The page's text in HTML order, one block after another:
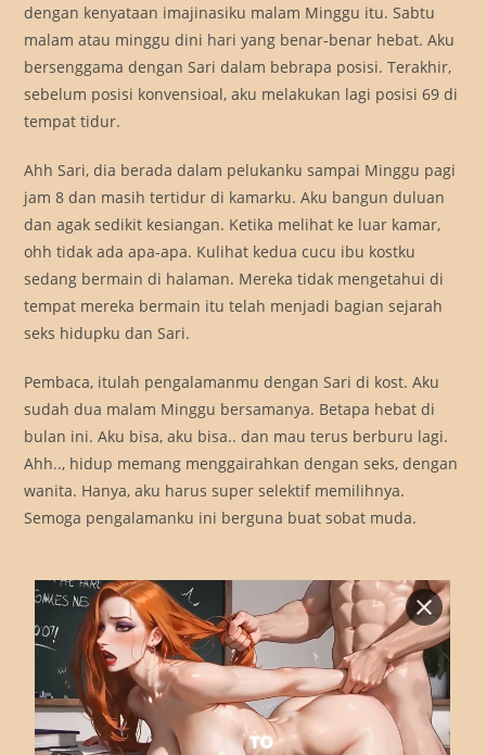
dengan kenyataan imajinasiku malam Minggu itu. Sabtu
malam atau minggu dini hari yang benar-benar hebat. Aku
bersenggama dengan Sari dalam bebrapa posisi. Terakhir,
sebelum posisi konvensioal, aku melakukan lagi posisi 69 di
tempat tidur.
Ahh Sari, dia berada dalam pelukanku sampai Minggu pagi
jam 8 dan masih tertidur di kamarku. Aku bangun duluan
dan agak sedikit kesiangan. Ketika melihat ke luar kamar,
ohh tidak ada apa-apa. Kulihat kedua cucu ibu kostku
sedang bermain di halaman. Mereka tidak mengetahui di
tempat mereka bermain itu telah menjadi bagian sejarah
seks hidupku dan Sari.
Pembaca, itulah pengalamanmu dengan Sari di kost. Aku
sudah dua malam Minggu bersamanya. Betapa hebat di
bulan ini. Aku bisa, aku bisa.. dan mau terus berburu lagi.
Ahh.., hidup memang menggairahkan dengan seks, dengan
wanita. Hanya, aku harus super selektif memilihnya.
Semoga pengalamanku ini berguna buat sobat muda.